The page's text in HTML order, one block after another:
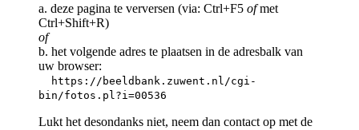
a. deze pagina te verversen (via: Ctrl+F5 ofmet
Ctrl+Shift+R)
of
b. het volgende adres te plaatsen in de adresbalk van
uw browser:
https://beeldbank.zuwent.nl/cgi-
bin/fotos.pl?i=00536
Lukt het desondanks niet, neem dan contact op met de